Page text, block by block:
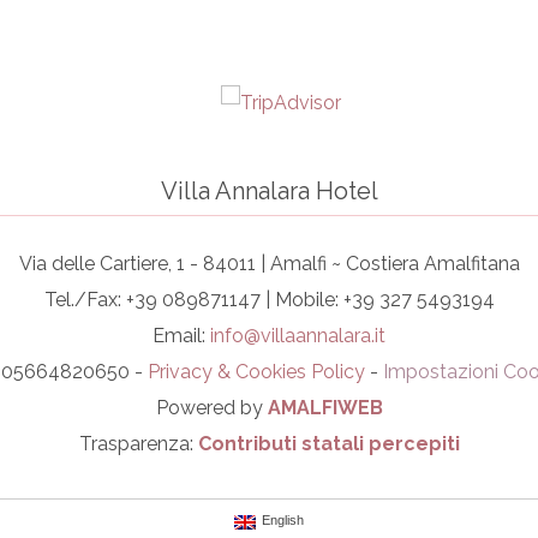
Villa Annalara Hotel
Via delle Cartiere, 1 - 84011 | Amalfi ~ Costiera Amalfitana
Tel./Fax: +39 089871147 | Mobile: +39 327 5493194
Email: info@villaannalara.it
05664820650 - Privacy & Cookies Policy - Impostazioni
Powered by AMALFIWEB
Trasparenza: Contributi statali percepiti
English